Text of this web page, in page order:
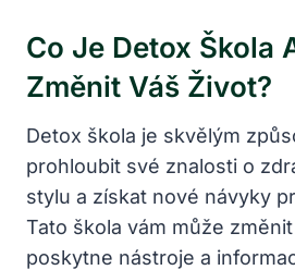
Co Je Detox Škola
Změnit Váš Život?
Detox škola je skvělým
prohloubit své znalosti o
stylu a získat nové návyky
Tato škola vám může
poskytne nástroje a